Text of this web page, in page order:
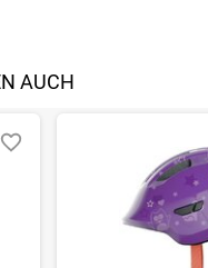
AUCH